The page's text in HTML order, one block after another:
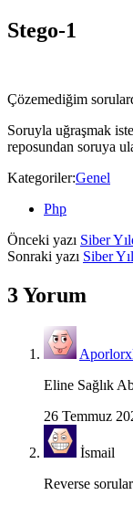
Stego-1
Çözemediğim
Soruyla uğraşmak
reposundan soruya
Kategoriler:Genel
Php
Önceki yazı Siber
Sonraki yazı Siber
3 Yorum
Eline Sağlık
26 Temmuz
İsmail
Reverse